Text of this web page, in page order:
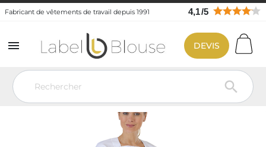
Fabricant de vêtements de travail depuis 1991 4,1/5


DEVIS
Vêtement de travail Blouse personnalisé
Blouse medicale col carre